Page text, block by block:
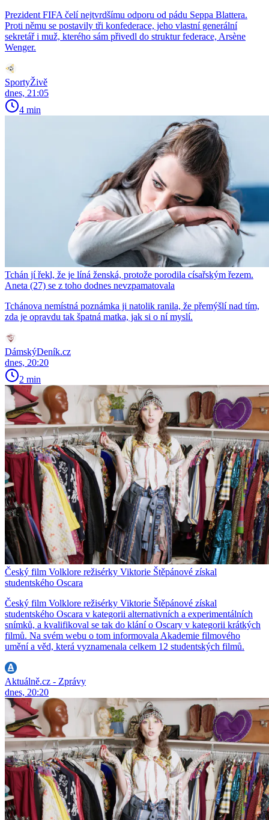
Prezident FIFA čelí nejtvrdšímu odporu od pádu Seppa Blattera.
Proti němu se postavily tři konfederace, jeho vlastní generální
sekretář i muž, kterého sám přivedl do struktur federace, Arsène
Wenger.
SportyŽivě
dnes, 21:05
4 min
Tchán jí řekl, že je líná ženská, protože porodila císařským řezem.
Aneta (27) se z toho dodnes nevzpamatovala
Tchánova nemístná poznámka ji natolik ranila, že přemýšlí nad tím,
zda je opravdu tak špatná matka, jak si o ní myslí.
DámskýDeník.cz
dnes, 20:20
2 min
Český film Volklore režisérky Viktorie Štěpánové získal
studentského Oscara
Český film Volklore režisérky Viktorie Štěpánové získal
studentského Oscara v kategorii alternativních a experimentálních
snímků, a kvalifikoval se tak do klání o Oscary v kategorii krátkých
filmů. Na svém webu o tom informovala Akademie filmového
umění a věd, která vyznamenala celkem 12 studentských filmů.
Aktuálně.cz - Zprávy
dnes, 20:20